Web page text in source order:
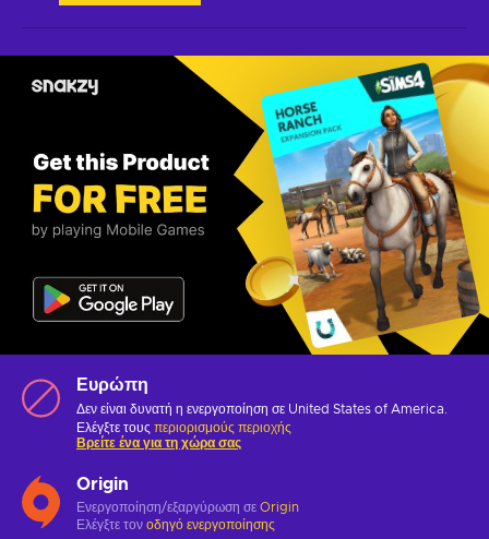
Ευρώπη
Δεν είναι δυνατή η ενεργοποίηση σε United States of America.
Ελέγξτε τους περιορισμούς περιοχής
Βρείτε ένα για τη χώρα σας
Origin
Ενεργοποίηση/εξαργύρωση σε Origin
Ελέγξτε τον οδηγό ενεργοποίησης